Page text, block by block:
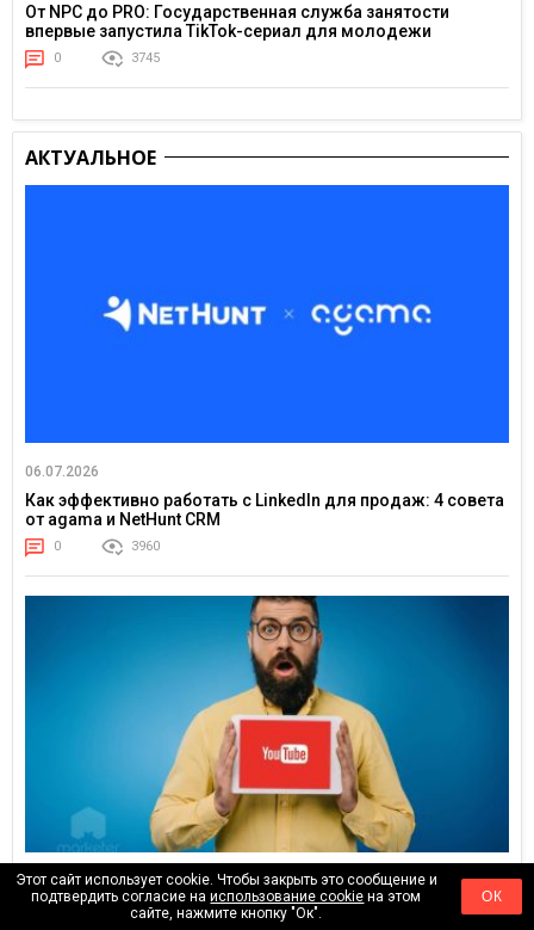
От NPC до PRO: Государственная служба занятости
впервые запустила TikTok-сериал для молодежи
0 3745
АКТУАЛЬНОЕ
06.07.2026
Как эффективно работать с LinkedIn для продаж: 4 совета
от agama и NetHunt CRM
0 3960
24.02.2026
Тренды YouTube 2026: куда движется внимание зрителя
Этот сайт использует cookie. Чтобы закрыть это сообщение и
подтвердить согласие наиспользование cookie на этом
сайте, нажмите кнопку "Ок".
ОК